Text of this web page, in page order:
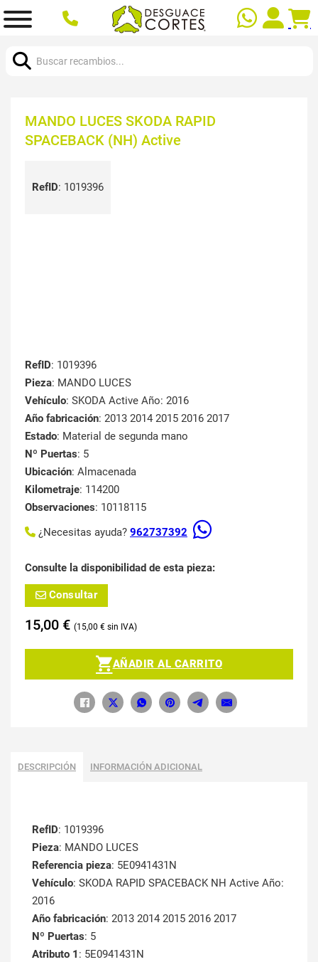
MANDO LUCES SKODA RAPID
SPACEBACK (NH) Active
RefID: 1019396
RefID: 1019396
Pieza: MANDO LUCES
Vehículo: SKODA Active Año: 2016
Año fabricación: 2013 2014 2015 2016 2017
Estado: Material de segunda mano
Nº Puertas: 5
Ubicación: Almacenada
Kilometraje: 114200
Observaciones: 10118115
¿Necesitas ayuda? 962737392
Consulte la disponibilidad de esta pieza:
Consultar
15,00 € 15,00 €
AÑADIR AL CARRITO
DESCRIPCIÓN INFORMACIÓN ADICIONAL
RefID: 1019396
Pieza: MANDO LUCES
Referencia pieza: 5E0941431N
Vehículo: SKODA RAPID SPACEBACK NH Active Año:
2016
Año fabricación: 2013 2014 2015 2016 2017
Nº Puertas: 5
Atributo 1 : 5E0941431N